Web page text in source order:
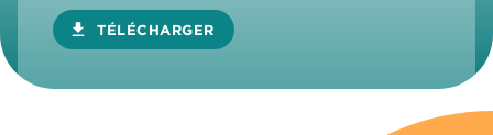
download TÉLÉCHARGER